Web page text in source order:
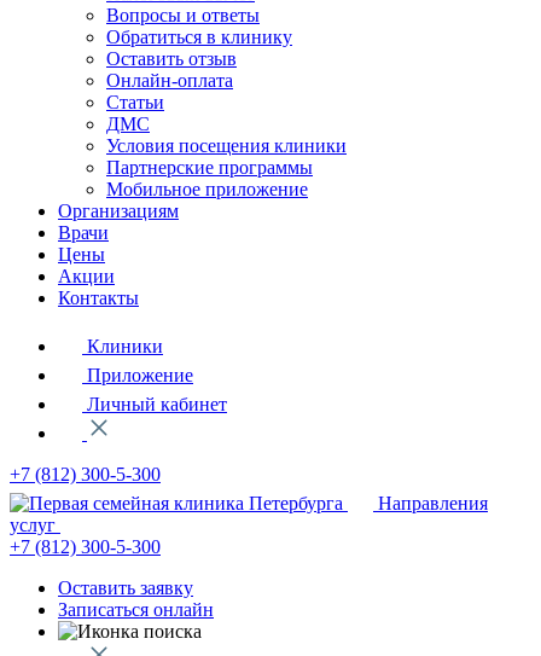
Вопросы и ответы
Обратиться в клинику
Оставить отзыв
Онлайн-оплата
Статьи
ДМС
Условия посещения клиники
Партнерские программы
Мобильное приложение
Организациям
Врачи
Цены
Акции
Контакты
Клиники
Приложение
Личный кабинет
+7 (812) 300-5-300
Направления
услуг
+7 (812) 300-5-300
Оставить заявку
Записаться онлайн